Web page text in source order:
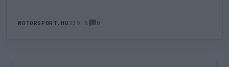
MOTORSPORT.HU 239 N 0